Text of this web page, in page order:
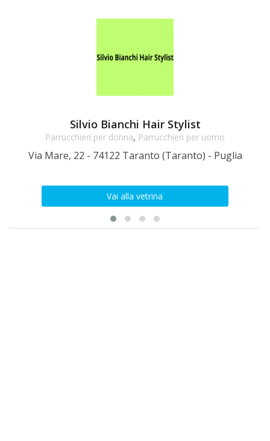
Silvio Bianchi Hair Stylist
Parrucchieri per donna, Parrucchieri per uomo
Via Mare, 22 - 74122 Taranto (Taranto) - Puglia
Vai alla vetrina